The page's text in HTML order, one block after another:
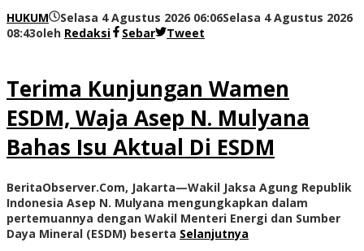
HUKUM
Selasa 4 Agustus 2026 06:06Selasa 4 Agustus 2026
08:43oleh Redaksi Sebar Tweet
Terima Kunjungan Wamen
ESDM, Waja Asep N. Mulyana
Bahas Isu Aktual Di ESDM
BeritaObserver.Com, Jakarta—Wakil Jaksa Agung Republik
Indonesia Asep N. Mulyana mengungkapkan dalam
pertemuannya dengan Wakil Menteri Energi dan Sumber
Daya Mineral (ESDM) beserta Selanjutnya